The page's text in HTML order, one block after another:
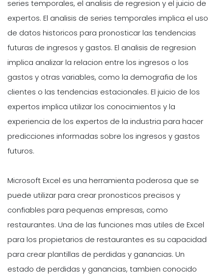
series temporales, el analisis de regresion y el juicio de
expertos. El analisis de series temporales implica el uso
de datos historicos para pronosticar las tendencias
futuras de ingresos y gastos. El analisis de regresion
implica analizar la relacion entre los ingresos o los
gastos y otras variables, como la demografia de los
clientes o las tendencias estacionales. El juicio de los
expertos implica utilizar los conocimientos y la
experiencia de los expertos de la industria para hacer
predicciones informadas sobre los ingresos y gastos
futuros.
Microsoft Excel es una herramienta poderosa que se
puede utilizar para crear pronosticos precisos y
confiables para pequenas empresas, como
restaurantes. Una de las funciones mas utiles de Excel
para los propietarios de restaurantes es su capacidad
para crear plantillas de perdidas y ganancias. Un
estado de perdidas y ganancias, tambien conocido